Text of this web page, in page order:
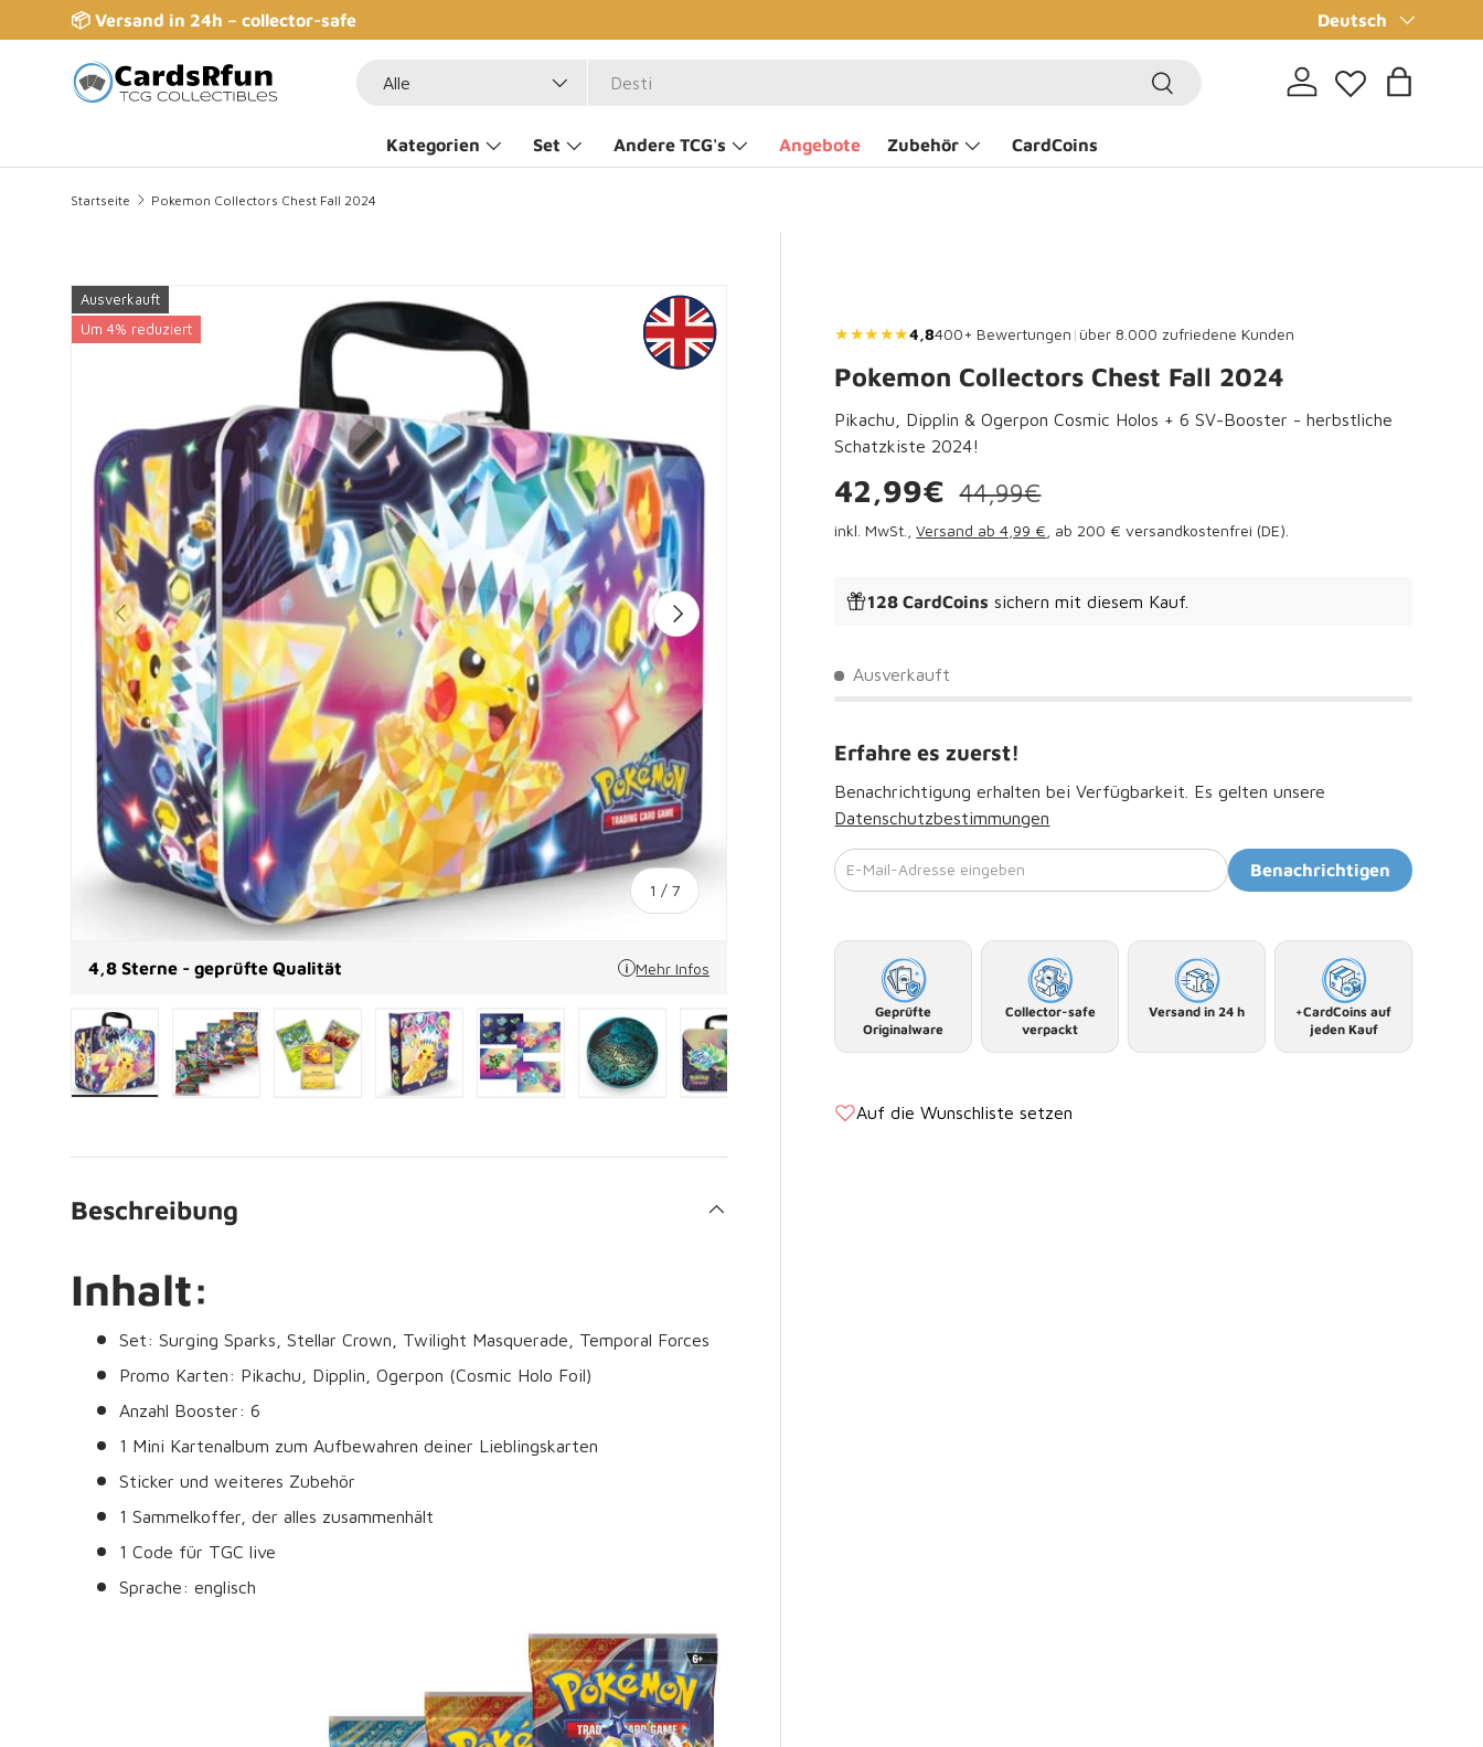
Direkt zum Inhalt
📦 Versand in 24h – collector-safe ✨CardCoins
Sprache
Deutsch
Alle Suchen
Einloggen
Kategorien Set Andere TCG's Angebote Zubehör CardCoins
Startseite Pokemon Collectors Chest Fall 2024
Zu Produktinformationen springen
Vorherige
1 /von
7
Nächste
Ausverkauft
Um 4% reduziert
4,8 Sterne - geprüfte Qualität Mehr Infos
Bild 6 in Galerieansicht laden
Bild 7 in Galerieansicht laden
★★★★★4,8400+ Bewertungen | über 8.000 zufriedene Kunden
Pokemon Collectors Chest Fall 2024
Pikachu, Dipplin & Ogerpon Cosmic Holos + 6 SV-Booster - herbstliche
Schatzkiste 2024!
Verkaufspreis
42,99€ Normaler Preis
44,99€
inkl. MwSt.,Versand ab 4,99 € , ab 200 € versandkostenfrei (DE).
128 CardCoins sichern mit diesem Kauf.
Ausverkauft
Erfahre es zuerst!
Benachrichtigung erhalten bei Verfügbarkeit. Es gelten unsere
Datenschutzbestimmungen
E-Mail-Adresse eingeben Benachrichtigen
Geprüfte
Originalware
Collector-safe
verpackt
Versand in 24 h
+CardCoins auf
jeden Kauf
Auf die Wunschliste setzen
Beschreibung
Inhalt:
Set: Surging Sparks, Stellar Crown, Twilight Masquerade, Temporal Forces
Promo Karten: Pikachu, Dipplin, Ogerpon (Cosmic Holo Foil)
Anzahl Booster: 6
1 Mini Kartenalbum zum Aufbewahren deiner Lieblingskarten
Sticker und weiteres Zubehör
1 Sammelkoffer, der alles zusammenhält
1 Code für TGC live
Sprache: englisch